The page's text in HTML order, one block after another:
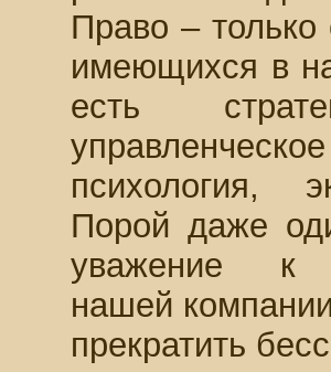
Право – только
имеющихся в
есть
психология,
Порой даже
уважение к
нашей
прекратить